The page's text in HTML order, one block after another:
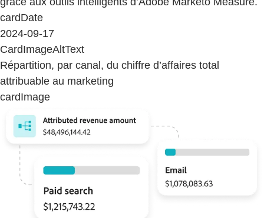
cardDate
2024-09-17
CardImageAltText
Répartition, par canal, du chiffre d’affaires total
attribuable au marketing
cardImage